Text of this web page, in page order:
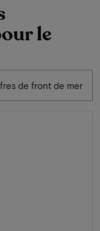
le
de front de mer